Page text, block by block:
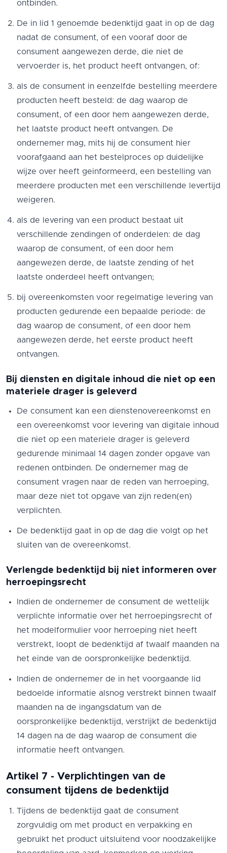
ontbinden.
De in lid 1 genoemde bedenktijd gaat in op de dag
nadat de consument, of een vooraf door de
consument aangewezen derde, die niet de
vervoerder is, het product heeft ontvangen, of:
als de consument in eenzelfde bestelling meerdere
producten heeft besteld: de dag waarop de
consument, of een door hem aangewezen derde,
het laatste product heeft ontvangen. De
ondernemer mag, mits hij de consument hier
voorafgaand aan het bestelproces op duidelijke
wijze over heeft geinformeerd, een bestelling van
meerdere producten met een verschillende levertijd
weigeren.
als de levering van een product bestaat uit
verschillende zendingen of onderdelen: de dag
waarop de consument, of een door hem
aangewezen derde, de laatste zending of het
laatste onderdeel heeft ontvangen;
bij overeenkomsten voor regelmatige levering van
producten gedurende een bepaalde periode: de
dag waarop de consument, of een door hem
aangewezen derde, het eerste product heeft
ontvangen.
Bij diensten en digitale inhoud die niet op een
materiele drager is geleverd
De consument kan een dienstenovereenkomst en
een overeenkomst voor levering van digitale inhoud
die niet op een materiele drager is geleverd
gedurende minimaal 14 dagen zonder opgave van
redenen ontbinden. De ondernemer mag de
consument vragen naar de reden van herroeping,
maar deze niet tot opgave van zijn reden(en)
verplichten.
De bedenktijd gaat in op de dag die volgt op het
sluiten van de overeenkomst.
Verlengde bedenktijd bij niet informeren over
herroepingsrecht
Indien de ondernemer de consument de wettelijk
verplichte informatie over het herroepingsrecht of
het modelformulier voor herroeping niet heeft
verstrekt, loopt de bedenktijd af twaalf maanden na
het einde van de oorspronkelijke bedenktijd.
Indien de ondernemer de in het voorgaande lid
bedoelde informatie alsnog verstrekt binnen twaalf
maanden na de ingangsdatum van de
oorspronkelijke bedenktijd, verstrijkt de bedenktijd
14 dagen na de dag waarop de consument die
informatie heeft ontvangen.
Artikel 7 - Verplichtingen van de
consument tijdens de bedenktijd
Tijdens de bedenktijd gaat de consument
zorgvuldig om met product en verpakking en
gebruikt het product uitsluitend voor noodzakelijke